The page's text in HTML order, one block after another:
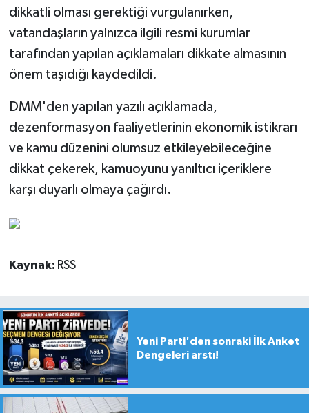
dikkatli olması gerektiği vurgulanırken,
vatandaşların yalnızca ilgili resmi kurumlar
tarafından yapılan açıklamaları dikkate almasının
önem taşıdığı kaydedildi.
DMM'den yapılan yazılı açıklamada,
dezenformasyon faaliyetlerinin ekonomik istikrarı
ve kamu düzenini olumsuz etkileyebileceğine
dikkat çekerek, kamuoyunu yanıltıcı içeriklere
karşı duyarlı olmaya çağırdı.
Kaynak: RSS
Yeni Parti'den sonraki İlk Anket
Dengeleri arstı!